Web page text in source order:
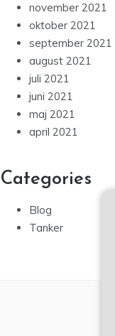
november 2021
oktober 2021
september 2021
august 2021
juli 2021
juni 2021
maj 2021
april 2021
Categories
Blog
Tanker